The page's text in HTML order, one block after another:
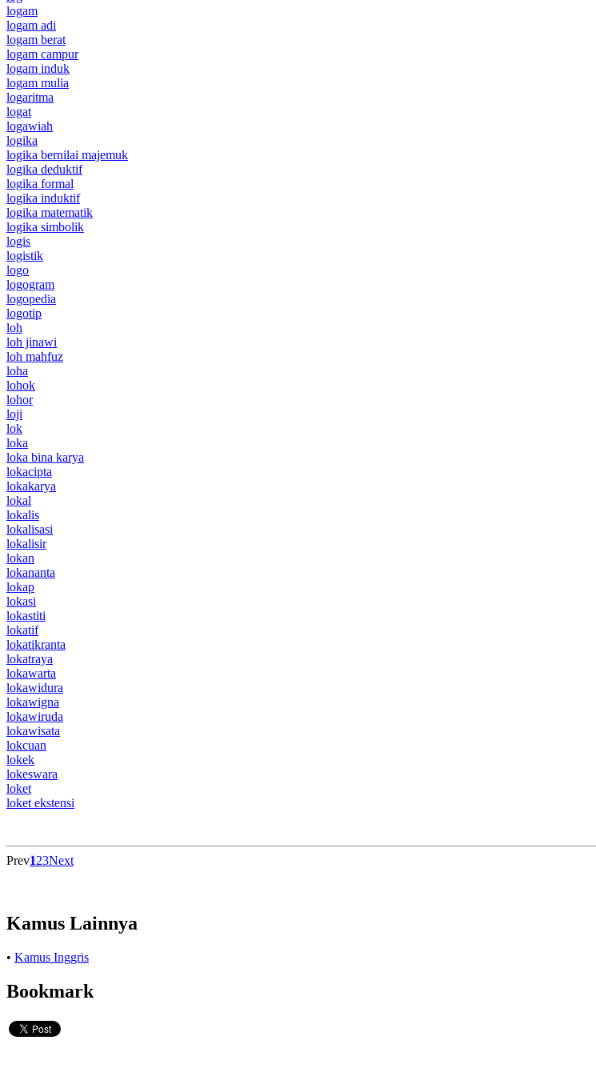
logam
logam adi
logam berat
logam campur
logam induk
logam mulia
logaritma
logat
logawiah
logika
logika bernilai majemuk
logika deduktif
logika formal
logika induktif
logika matematik
logika simbolik
logis
logistik
logo
logogram
logopedia
logotip
loh
loh jinawi
loh mahfuz
loha
lohok
lohor
loji
lok
loka
loka bina karya
lokacipta
lokakarya
lokal
lokalis
lokalisasi
lokalisir
lokan
lokananta
lokap
lokasi
lokastiti
lokatif
lokatikranta
lokatraya
lokawarta
lokawidura
lokawigna
lokawiruda
lokawisata
lokcuan
lokek
lokeswara
loket
loket ekstensi
Prev123Next
Kamus Lainnya
• Kamus Inggris
Bookmark